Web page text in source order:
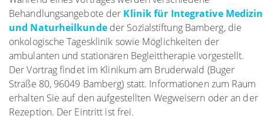
Behandlungsangebote der Klinik für Integrative Medizin
und Naturheilkundeder Sozialstiftung Bamberg, die
onkologische Tagesklinik sowie Möglichkeiten der
ambulanten und stationären Begleittherapie vorgestellt.
Der Vortrag findet im Klinikum am Bruderwald (Buger
Straße 80, 96049 Bamberg) statt. Informationen zum Raum
erhalten Sie auf den aufgestellten Wegweisern oder an der
Rezeption. Der Eintritt ist frei.